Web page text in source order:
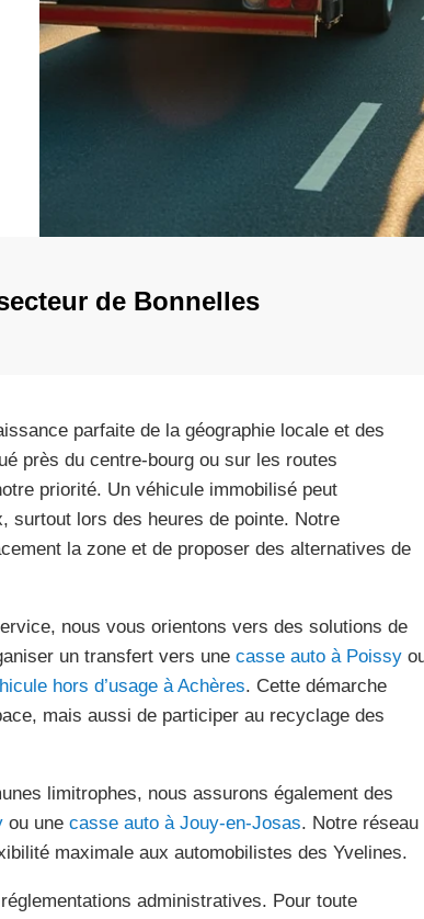
de Bonnelles
parfaite de la géographie locale et des
près du centre-bourg ou sur les routes
priorité. Un véhicule immobilisé peut
surtout lors des heures de pointe. Notre
la zone et de proposer des alternatives de
nous vous orientons vers des solutions de
un transfert vers une casse auto à Poissy
hors d’usage à Achères. Cette démarche
mais aussi de participer au recyclage des
limitrophes, nous assurons également des
ou une casse auto à Jouy-en-Josas. Notre réseau
maximale aux automobilistes des Yvelines.
administratives. Pour toute